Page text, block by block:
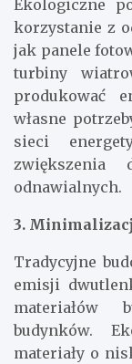
Ekologiczne
korzystanie z
jak panele
turbiny
produkować
własne
sieci
zwiększenia
odnawialnych.
3.
Tradycyjne
emisji
materiałów
budynków.
materiały o